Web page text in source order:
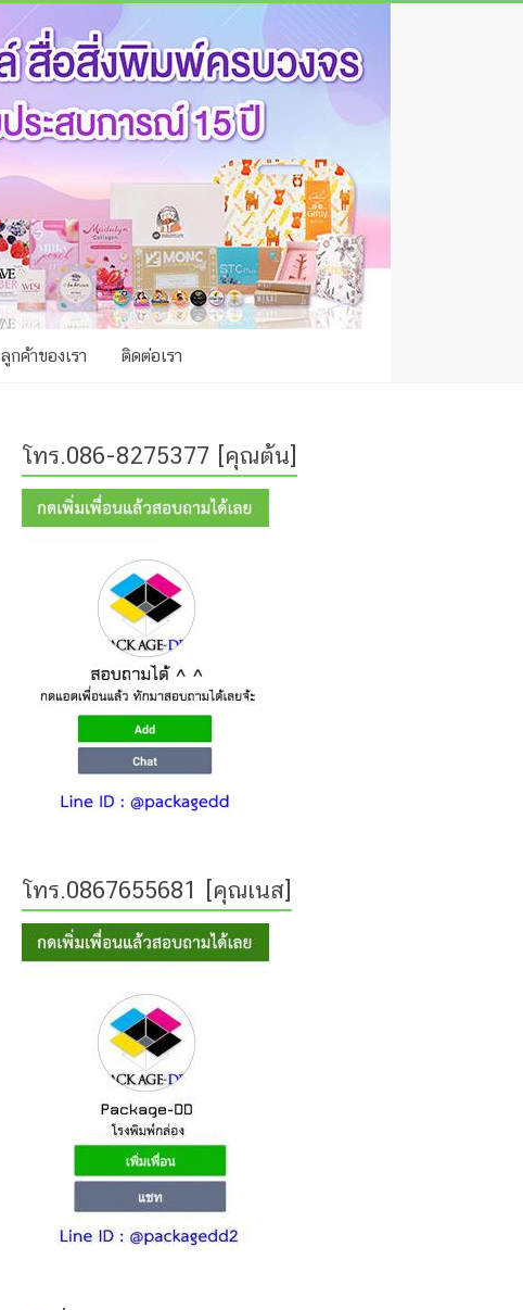
ลูกค้าของเรา ติดต่อเรา
โทร.086-8275377 [คุณต้น]
โทร.0867655681 [คุณเนส]